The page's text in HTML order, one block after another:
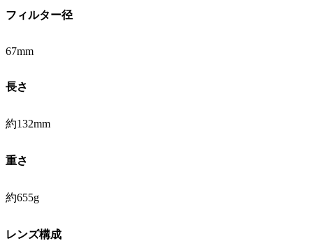
フィルター径
67mm
長さ
約132mm
重さ
約655g
レンズ構成